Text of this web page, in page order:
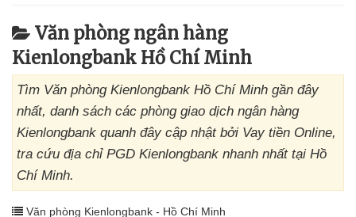
Văn phòng ngân hàng
Kienlongbank Hồ Chí Minh
Tìm Văn phòng Kienlongbank Hồ Chí Minh gần đây
nhất, danh sách các phòng giao dịch ngân hàng
Kienlongbank quanh đây cập nhật bởi Vay tiền Online,
tra cứu địa chỉ PGD Kienlongbank nhanh nhất tại Hồ
Chí Minh.
Văn phòng Kienlongbank - Hồ Chí Minh